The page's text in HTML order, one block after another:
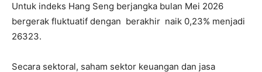
Untuk indeks Hang Seng berjangka bulan Mei 2026
bergerak fluktuatif dengan berakhir naik 0,23% menjadi
26323.
Secara sektoral, saham sektor keuangan dan jasa